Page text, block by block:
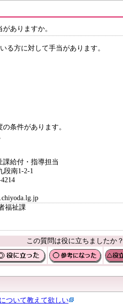
ありますか。
る方に対して手当があります。
条件があります。
給付・指導担当
段南1-2-1
福祉課
この質問は役に立ちましたか？
ついて教えて欲しい